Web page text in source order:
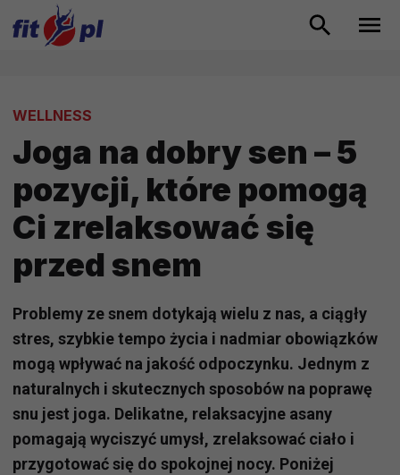
WELLNESS
Joga na dobry sen – 5
pozycji, które pomogą
Ci zrelaksować się
przed snem
Problemy ze snem dotykają wielu z nas, a ciągły
stres, szybkie tempo życia i nadmiar obowiązków
mogą wpływać na jakość odpoczynku. Jednym z
naturalnych i skutecznych sposobów na poprawę
snu jest joga. Delikatne, relaksacyjne asany
pomagają wyciszyć umysł, zrelaksować ciało i
przygotować się do spokojnej nocy. Poniżej